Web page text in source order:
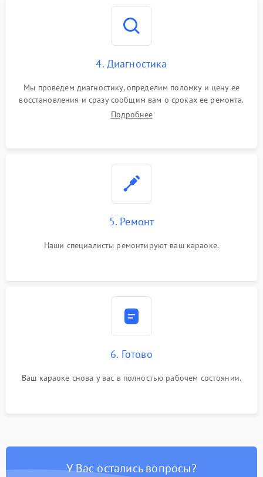
4. Диагностика
Мы проведем диагностику, определим поломку и цену ее
восстановления и сразу сообщим вам о сроках ее ремонта.
Подробнее
5. Ремонт
Наши специалисты ремонтируют ваш караоке.
6. Готово
Ваш караоке снова у вас в полностью рабочем состоянии.
У Вас остались вопросы?